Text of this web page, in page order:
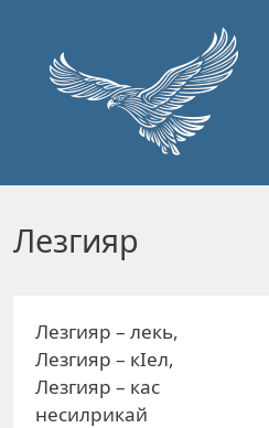
Лезгияр
Лезгияр – лекь,
Лезгияр – кIел,
Лезгияр – кас
несилрикай